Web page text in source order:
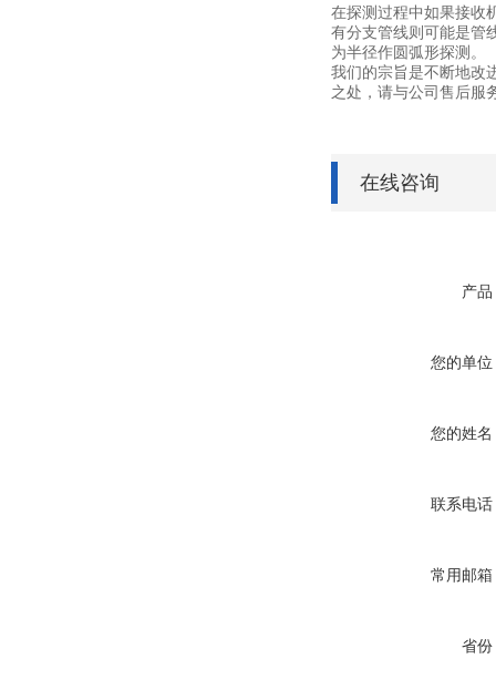
在探测过程中如果接收
有分支管线则可能是管
为半径作圆弧形探测。
我们的宗旨是不断地改
之处，请与公司售后服
在线咨询
产品
您的单位
您的姓名
联系电话
常用邮箱
省份